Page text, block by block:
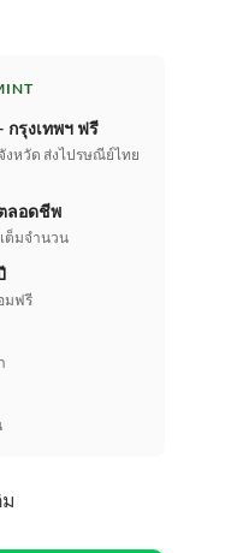
กรุงเทพฯ ฟรี
งหวัด ส่งไปรษณีย์ไทย
ลอดชีพ
ต็มจำนวน
มฟรี